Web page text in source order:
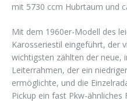
mit 5730 ccm Hubrtaum und
Mit dem 1960er-Modell des
Karosseriestil eingeführt, der
wichtigsten zählten der neue,
Leiterrahmen, der ein
ermöglichte, und die
Pickup ein fast Pkw-ähnliches